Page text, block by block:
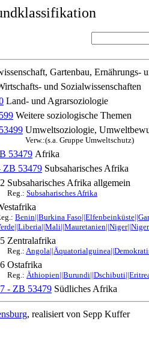
Gartenbau, Ernährungs-
und Sozialwissenschaften
Land- und Agrarsoziologie
Weitere soziologische Themen
Umweltsoziologie,
Verw.:(s.a. Gruppe Umweltschutz)
53479 Afrika
ZB 53479 Subsaharisches Afrika
Subsaharisches Afrika allgemein
Reg.: Subsaharisches Afrika
Benin||Burkina
Zentralafrika
Reg.:
Ostafrika
Reg.:
- ZB 53479 Südliches Afrika
, realisiert von Sepp Kuffer